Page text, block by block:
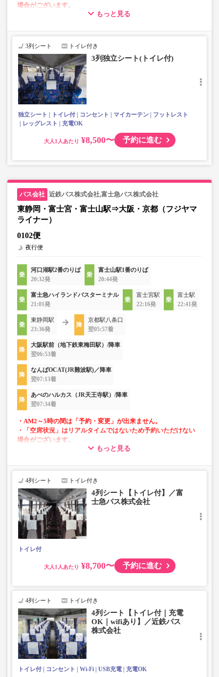
場合がございます。
・車両は予告なく変更となる場合がございます。これに伴い、
じめご了承ください。
もっと見る
3列シート トイレ付き
3列独立シート(トイレ付)
独立シート トイレ付 コンセント マイカーテン
フットレスト
レッグレスト
充電OK
大人 ¥8,500〜 予約に進む
近鉄バス株式会社,富士急バス株式会社
東静岡・富士宮・富士山駅⇒大阪・京都（フジヤマ
ライナー）
0102便
夜行便
河口湖駅2番のりば
20:32発
富士山駅1番のりば
20:44発
富士急ハイランドバスターミナル
21:01発
富士宮駅
22:16発
富士駅
22:41発
東静岡駅
23:36発
京都駅八条口
翌05:57着
大阪駅前（地下鉄東梅田駅）/降車
翌06:53着
なんばOCAT(JR難波駅)／降車
翌07:13着
あべのハルカス（JR天王寺駅）/降車
翌07:34着
・AM2～5時の間は「予約・変更」が出来ません。
・「空席状況」はリアルタイムではないため予約いただけない
場合がございます。
・車両は予告なく変更となる場合がございます。これに伴い、
じめご了承ください。
もっと見る
4列シート トイレ付き
4列シート【トイレ付】／富
士急バス株式会社
トイレ付
大人 ¥8,700〜 予約に進む
4列シート トイレ付き
4列シート【トイレ付｜充電
OK｜wifiあり】／近鉄バス
株式会社
トイレ付 コンセント Wi-Fi USB充電 充電OK